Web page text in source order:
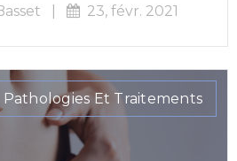
23, févr. 2021
Pathologies Et Traitements